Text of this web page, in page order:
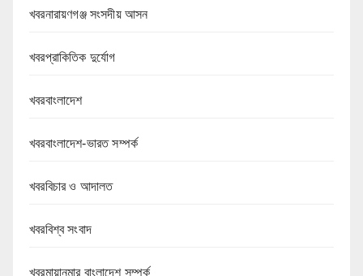
খবরনারায়ণগঞ্জ সংসদীয় আসন
খবরপ্রাকিতিক দুর্যোগ
খবরবাংলাদেশ
খবরবাংলাদেশ-ভারত সম্পর্ক
খবরবিচার ও আদালত
খবরবিশ্ব সংবাদ
খবরমায়ানমার বাংলাদেশ সম্পর্ক